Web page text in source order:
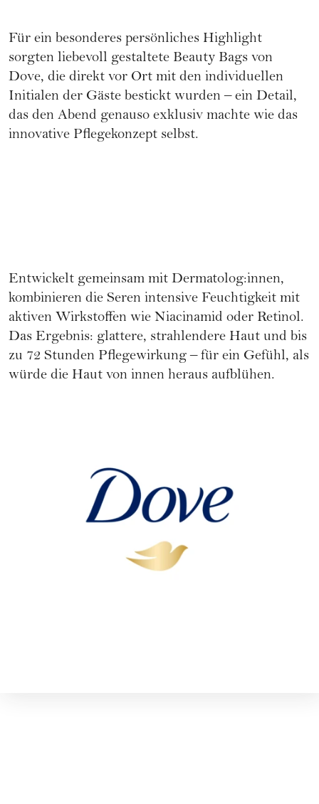
Für ein besonderes persönliches Highlight
sorgten liebevoll gestaltete Beauty Bags von
Dove, die direkt vor Ort mit den individuellen
Initialen der Gäste bestickt wurden – ein Detail,
das den Abend genauso exklusiv machte wie das
innovative Pflegekonzept selbst.
Entwickelt gemeinsam mit Dermatolog:innen,
kombinieren die Seren intensive Feuchtigkeit mit
aktiven Wirkstoffen wie Niacinamid oder Retinol.
Das Ergebnis: glattere, strahlendere Haut und bis
zu 72 Stunden Pflegewirkung – für ein Gefühl, als
würde die Haut von innen heraus aufblühen.